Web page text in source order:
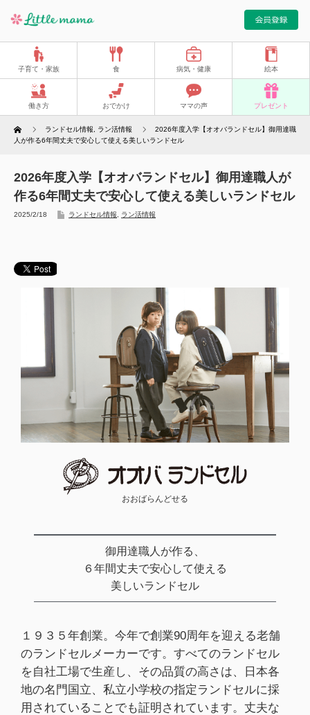
子育て・家族 食 病気・健康 絵本
働き方 おでかけ ママの声 プレゼント
Home ランドセル情報 ラン活情報
2026年度入学【オオバランドセル】御用達職
人が作る6年間丈夫で安心して使える美しいランドセル
2026年度入学【オオバランドセル】御用達職人が
作る6年間丈夫で安心して使える美しいランドセル
2025/2/18 ランドセル情報 ラン活情報
おおばらんどせる
御用達職人が作る、
６年間丈夫で安心して使える
美しいランドセル
１９３５年創業。今年で創業90周年を迎える老舗
のランドセルメーカーです。すべてのランドセル
を自社工場で生産し、その品質の高さは、日本各
地の名門国立、私立小学校の指定ランドセルに採
用されていることでも証明されています。丈夫な